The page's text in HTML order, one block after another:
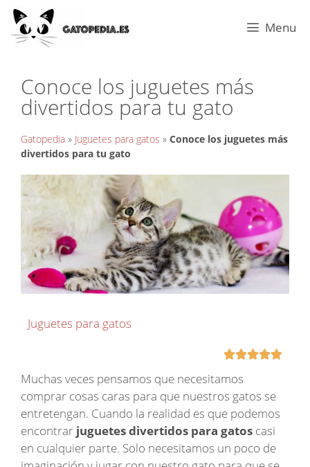
Menu
Conoce los juguetes más
divertidos para tu gato
Gatopedia » Juguetes para gatos » Conoce los juguetes más
divertidos para tu gato
Juguetes para gatos

Muchas veces pensamos que necesitamos
comprar cosas caras para que nuestros gatos se
entretengan. Cuando la realidad es que podemos
encontrar juguetes divertidos para gatos casi
en cualquier parte. Solo necesitamos un poco de